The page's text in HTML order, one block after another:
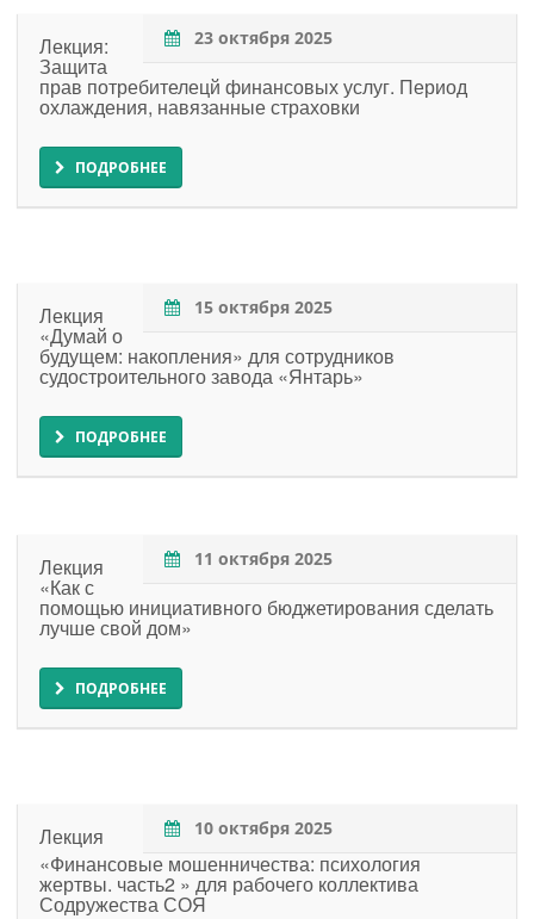
23 октября 2025
Лекция:
Защита
прав потребителецй финансовых услуг. Период
охлаждения, навязанные страховки
ПОДРОБНЕЕ
15 октября 2025
Лекция
«Думай о
будущем: накопления» для сотрудников
судостроительного завода «Янтарь»
ПОДРОБНЕЕ
11 октября 2025
Лекция
«Как с
помощью инициативного бюджетирования сделать
лучше свой дом»
ПОДРОБНЕЕ
10 октября 2025
Лекция
«Финансовые мошенничества: психология
жертвы. часть2 » для рабочего коллектива
Содружества СОЯ